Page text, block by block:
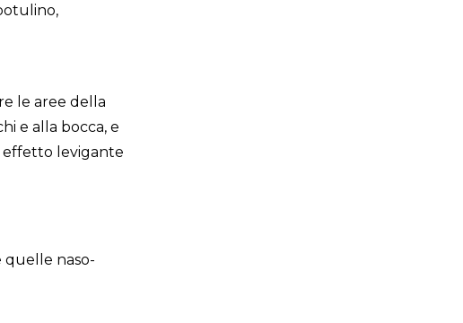
le aree della
e alla bocca, e
effetto levigante
quelle naso-